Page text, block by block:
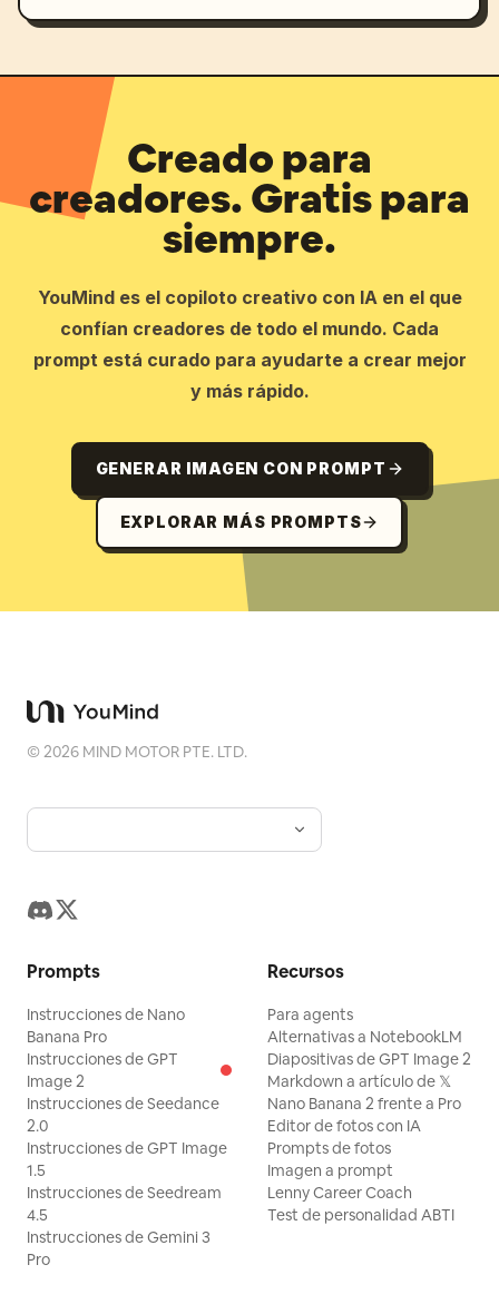
Creado para
creadores. Gratis para
siempre.
YouMind es el copiloto creativo con IA en el que
confían creadores de todo el mundo. Cada
prompt está curado para ayudarte a crear mejor
y más rápido.
GENERAR IMAGEN CON PROMPT
EXPLORAR MÁS PROMPTS
©2026 MIND MOTOR PTE. LTD.
Prompts
Instrucciones de Nano
Banana Pro
Instrucciones de GPT
Image 2
Instrucciones de Seedance
2.0
Instrucciones de GPT Image
1.5
Instrucciones de Seedream
4.5
Instrucciones de Gemini 3
Pro
Recursos
Para agents
Alternativas a NotebookLM
Diapositivas de GPT Image 2
Markdown a artículo de 𝕏
Nano Banana 2 frente a Pro
Editor de fotos con IA
Prompts de fotos
Imagen a prompt
Lenny Career Coach
Test de personalidad ABTI